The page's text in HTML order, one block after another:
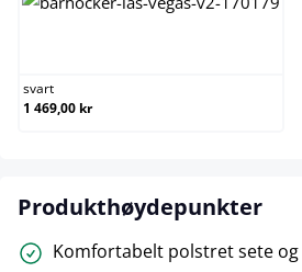
svart
1 469,00 kr
Produkthøydepunkter
Komfortabelt polstret sete